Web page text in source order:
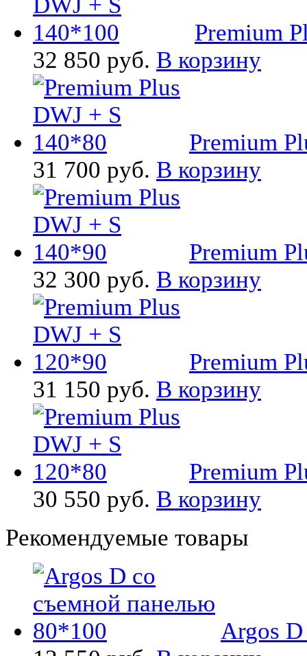
Premium
32 850 руб. В корзину
Premium
31 700 руб. В корзину
Premium
32 300 руб. В корзину
Premium
31 150 руб. В корзину
Premium
30 550 руб. В корзину
Рекомендуемые товары
Argos